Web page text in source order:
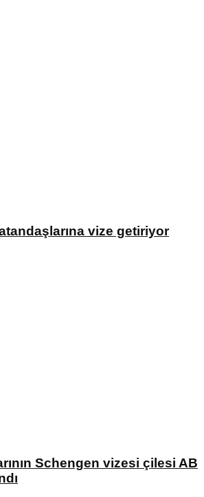
vize getiriyor
Schengen vizesi çilesi AB